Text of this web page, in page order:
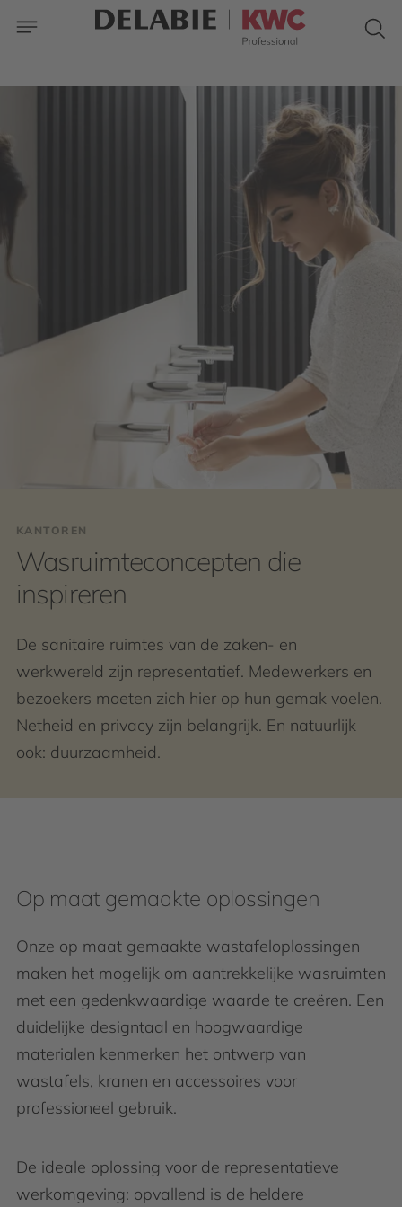
KANTOREN
Wasruimteconcepten die
inspireren
De sanitaire ruimtes van de zaken- en
werkwereld zijn representatief. Medewerkers en
bezoekers moeten zich hier op hun gemak voelen.
Netheid en privacy zijn belangrijk. En natuurlijk
ook: duurzaamheid.
Op maat gemaakte oplossingen
Onze op maat gemaakte wastafeloplossingen
maken het mogelijk om aantrekkelijke wasruimten
met een gedenkwaardige waarde te creëren. Een
duidelijke designtaal en hoogwaardige
materialen kenmerken het ontwerp van
wastafels, kranen en accessoires voor
professioneel gebruik.
De ideale oplossing voor de representatieve
werkomgeving: opvallend is de heldere